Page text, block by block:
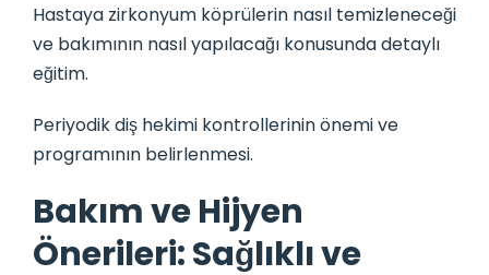
Hastaya zirkonyum köprülerin nasıl temizleneceği
ve bakımının nasıl yapılacağı konusunda detaylı
eğitim.
Periyodik diş hekimi kontrollerinin önemi ve
programının belirlenmesi.
Bakım ve Hijyen
Önerileri: Sağlıklı ve